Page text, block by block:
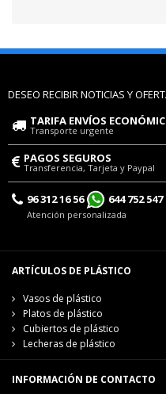
DESEO RECIBIR NOTICIAS Y
TARIFA ENVÍOS
Transporte urgente
PAGOS SEGUROS
Transferencia, Tarjeta y Paypal
96 312 16 56 644 752 547
Atención personalizada
ARTÍCULOS DE PLÁSTICO
Vasos de plástico
Platos de plástico
Cubiertos de plástico
Lecheras de plástico
INFORMACIÓN DE CONTACTO